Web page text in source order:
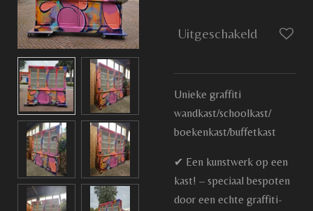
Uitgeschakeld
Unieke graffiti
wandkast/schoolkast/
boekenkast/buffetkast
✔ Een kunstwerk op een
kast! – speciaal bespoten
door een echte graffiti-